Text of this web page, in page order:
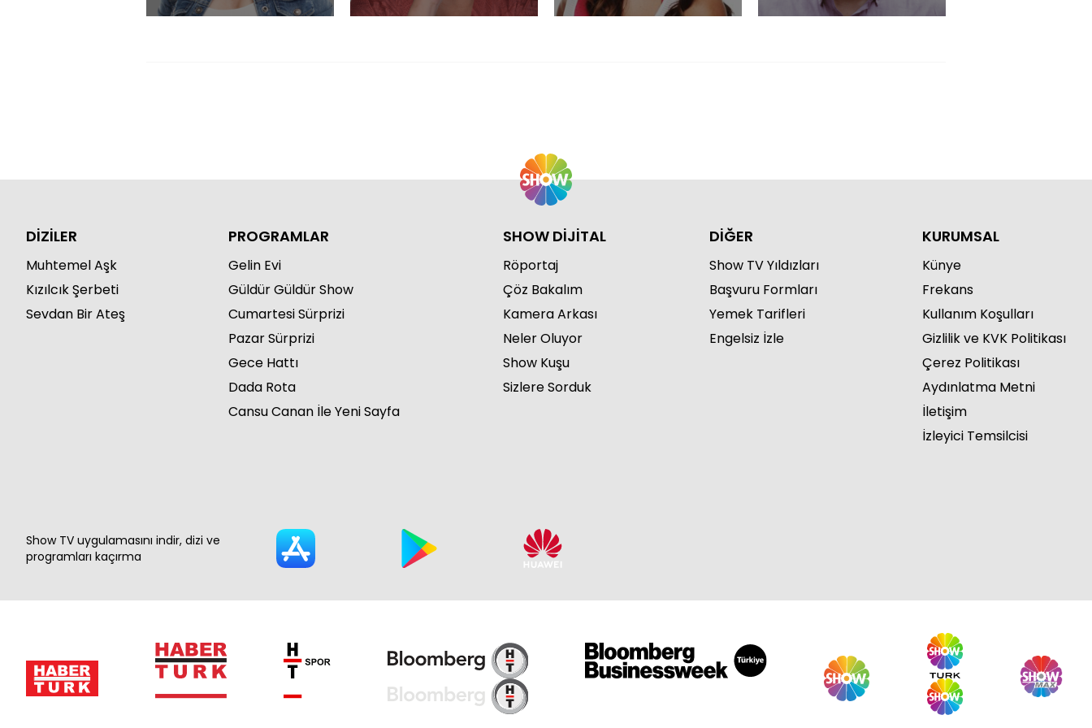
DİZİLER
Muhtemel Aşk
Kızılcık Şerbeti
Sevdan Bir Ateş
PROGRAMLAR
Gelin Evi
Güldür Güldür Show
Cumartesi Sürprizi
Pazar Sürprizi
Gece Hattı
Dada Rota
Cansu Canan İle Yeni Sayfa
SHOW DİJİTAL
Röportaj
Çöz Bakalım
Kamera Arkası
Neler Oluyor
Show Kuşu
Sizlere Sorduk
DİĞER
Show TV Yıldızları
Başvuru Formları
Yemek Tarifleri
Engelsiz İzle
KURUMSAL
Künye
Frekans
Kullanım Koşulları
Gizlilik ve KVK Politikası
Çerez Politikası
Aydınlatma Metni
İletişim
İzleyici Temsilcisi
Show TV uygulamasını indir, dizi ve
programları kaçırma